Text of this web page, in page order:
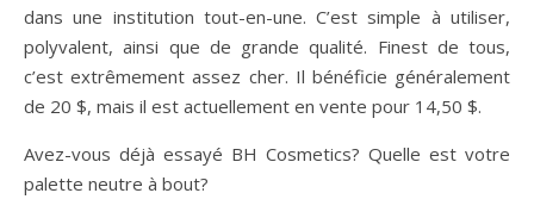
dans une institution tout-en-une. C’est simple à utiliser,
polyvalent, ainsi que de grande qualité. Finest de tous,
c’est extrêmement assez cher. Il bénéficie généralement
de 20 $, mais il est actuellement en vente pour 14,50 $.
Avez-vous déjà essayé BH Cosmetics? Quelle est votre
palette neutre à bout?